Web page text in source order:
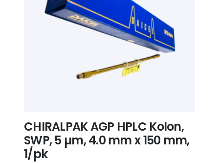
CHIRALPAK AGP HPLC Kolon,
SWP, 5 µm, 4.0 mm x 150 mm,
1/pk